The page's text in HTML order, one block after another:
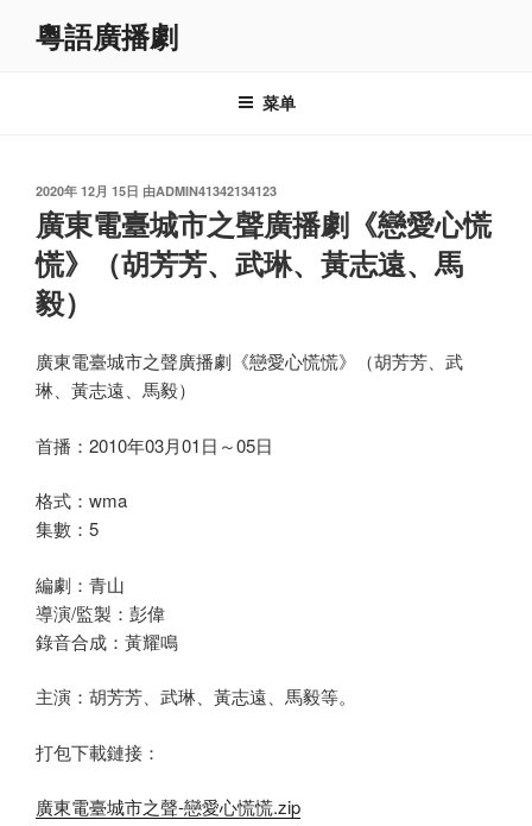
粵語廣播劇
菜单
发
布
于
2020年 12月 15日 由ADMIN41342134123
廣東電臺城市之聲廣播劇《戀愛心慌
慌》（胡芳芳、武琳、黃志遠、馬
毅）
廣東電臺城市之聲廣播劇《戀愛心慌慌》（胡芳芳、武
琳、黃志遠、馬毅）
首播：2010年03月01日～05日
格式：wma
集數：5
編劇：青山
導演/監製：彭偉
錄音合成：黃耀鳴
主演：胡芳芳、武琳、黃志遠、馬毅等。
打包下載鏈接：
廣東電臺城市之聲-戀愛心慌慌.zip